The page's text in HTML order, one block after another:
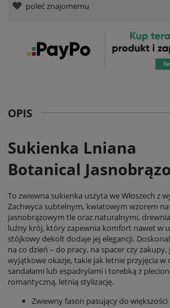
poleć znajomemu
OPIS
Sukienka Lniana
Botanical
To zwiewna sukienka uszyta we Włoszech z
Zachwyca subtelnym, kwiatowym wzorem
jasnobrązowym tle oraz naturalnymi,
luźny krój, który zapewnia komfort nawet w
stójkowy dekolt dodaje jej elegancji.
na co dzień – do pracy, na spacer czy zakupy,
wyjątkowe okazje, takie jak letnie przyjęcia w
sandałami lub espadrylami i torebką z
romantyczną, letnią stylizację.
Zwiewny fason pasujący do